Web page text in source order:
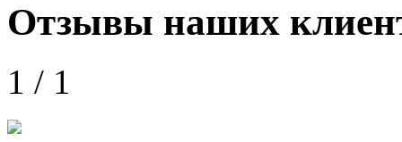
Отзывы наших
1 / 1